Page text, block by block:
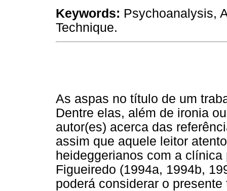
Keywords: Psychoanalysis,
Technique.
As aspas no título de um
Dentre elas, além de ironia
autor(es) acerca das
assim que aquele leitor
heideggerianos com a
Figueiredo (1994a, 1994b,
poderá considerar o